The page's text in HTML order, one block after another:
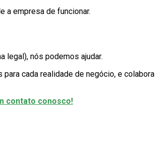
a empresa de funcionar.
legal), nós podemos ajudar.
cada realidade de negócio, e colabora
contato conosco!